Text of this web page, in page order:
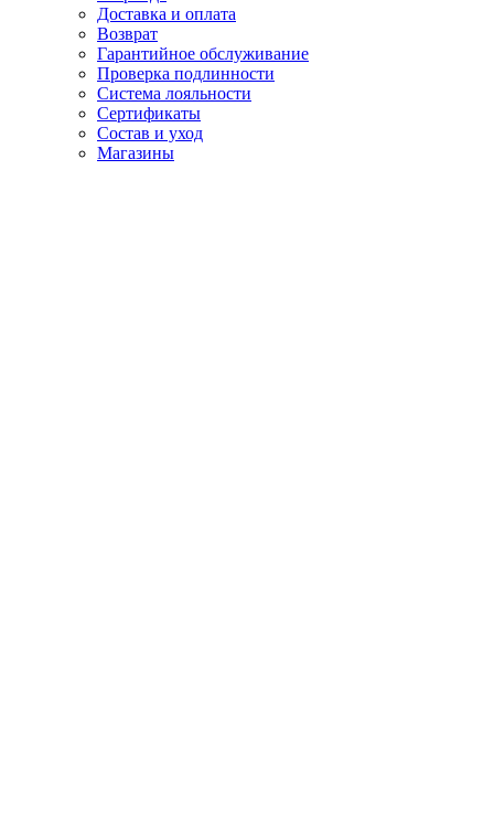
Доставка и оплата
Возврат
Гарантийное обслуживание
Проверка подлинности
Система лояльности
Сертификаты
Состав и уход
Магазины